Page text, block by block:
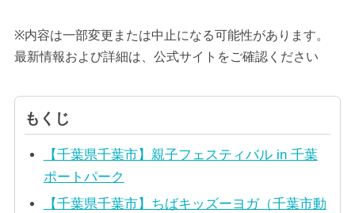
※内容は一部変更または中止になる可能性があります。
最新情報および詳細は、公式サイトをご確認ください
もくじ
【千葉県千葉市】親子フェスティバル in 千葉
ポートパーク
【千葉県千葉市】ちばキッズーヨガ（千葉市動